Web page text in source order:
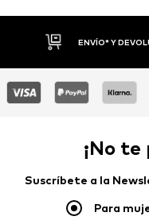
DEVOLUCIONES
¡No
Suscríbete a la
Para